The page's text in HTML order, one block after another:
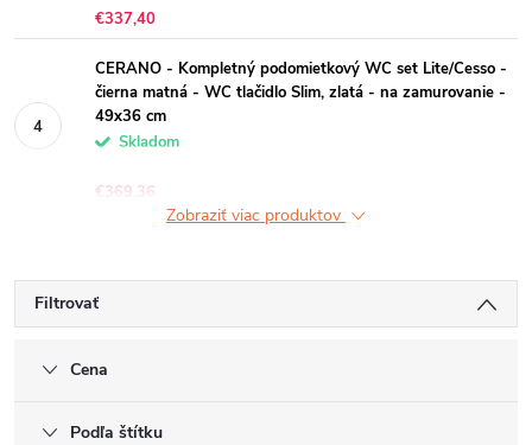
€337,40
CERANO - Kompletný podomietkový WC set Lite/Cesso -
čierna matná - WC tlačidlo Slim, zlatá - na zamurovanie -
49x36 cm
Skladom
€369,36
Zobraziť viac produktov
Filtrovať
Cena
Podľa štítku